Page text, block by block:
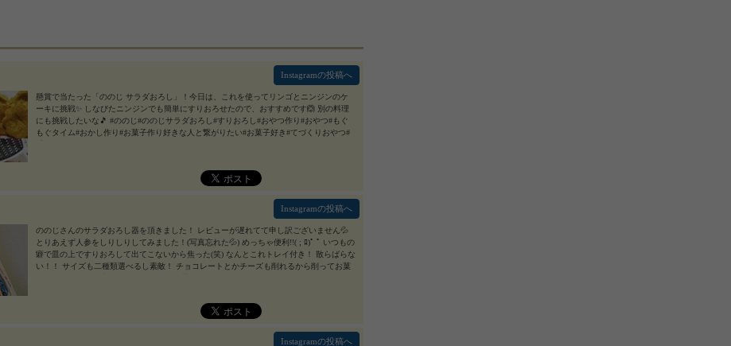
懸賞で当たった「ののじ サラダおろし」！今日は、これを使ってリンゴとニンジンのケ
ーキに挑戦✨ しなびたニンジンでも簡単にすりおろせたので、おすすめです🙆 別の料理
にも挑戦したいな🎵 #ののじ#ののじサラダおろし#すりおろし#おやつ作り#おやつ#もぐ
もぐタイム#おかし作り#お菓子作り好きな人と繋がりたい#お菓子好き#てづくりおやつ#
Instagramの投稿へ
ののじさんのサラダおろし器を頂きました！ レビューが遅れてて申し訳ございません💦
とりあえず人参をしりしりしてみました！(写真忘れた💦) めっちゃ便利!!( ; ﾛ)ﾟ ﾟ いつもの
癖で皿の上ですりおろして出てこないから焦った(笑) なんとこれトレイ付き！ 散らばらな
い！！ サイズも二種類選べるし素敵！ チョコレートとかチーズも削れるから削ってお菓
Instagramの投稿へ
Instagramの投稿へ